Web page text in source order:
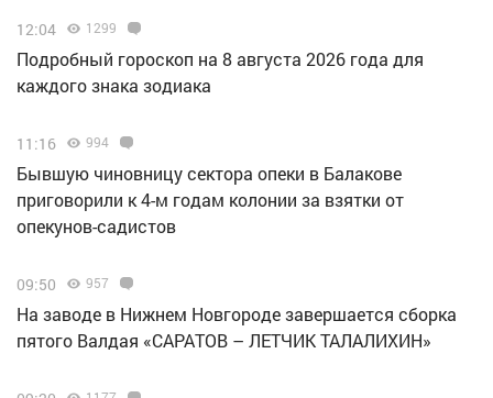
12:04 1299
Подробный гороскоп на 8 августа 2026 года для
каждого знака зодиака
11:16 994
Бывшую чиновницу сектора опеки в Балакове
приговорили к 4-м годам колонии за взятки от
опекунов-садистов
09:50 957
Н️а заводе в Нижнем Новгороде завершается сборка
пятого Валдая «САРАТОВ – ЛЕТЧИК ТАЛАЛИХИН»